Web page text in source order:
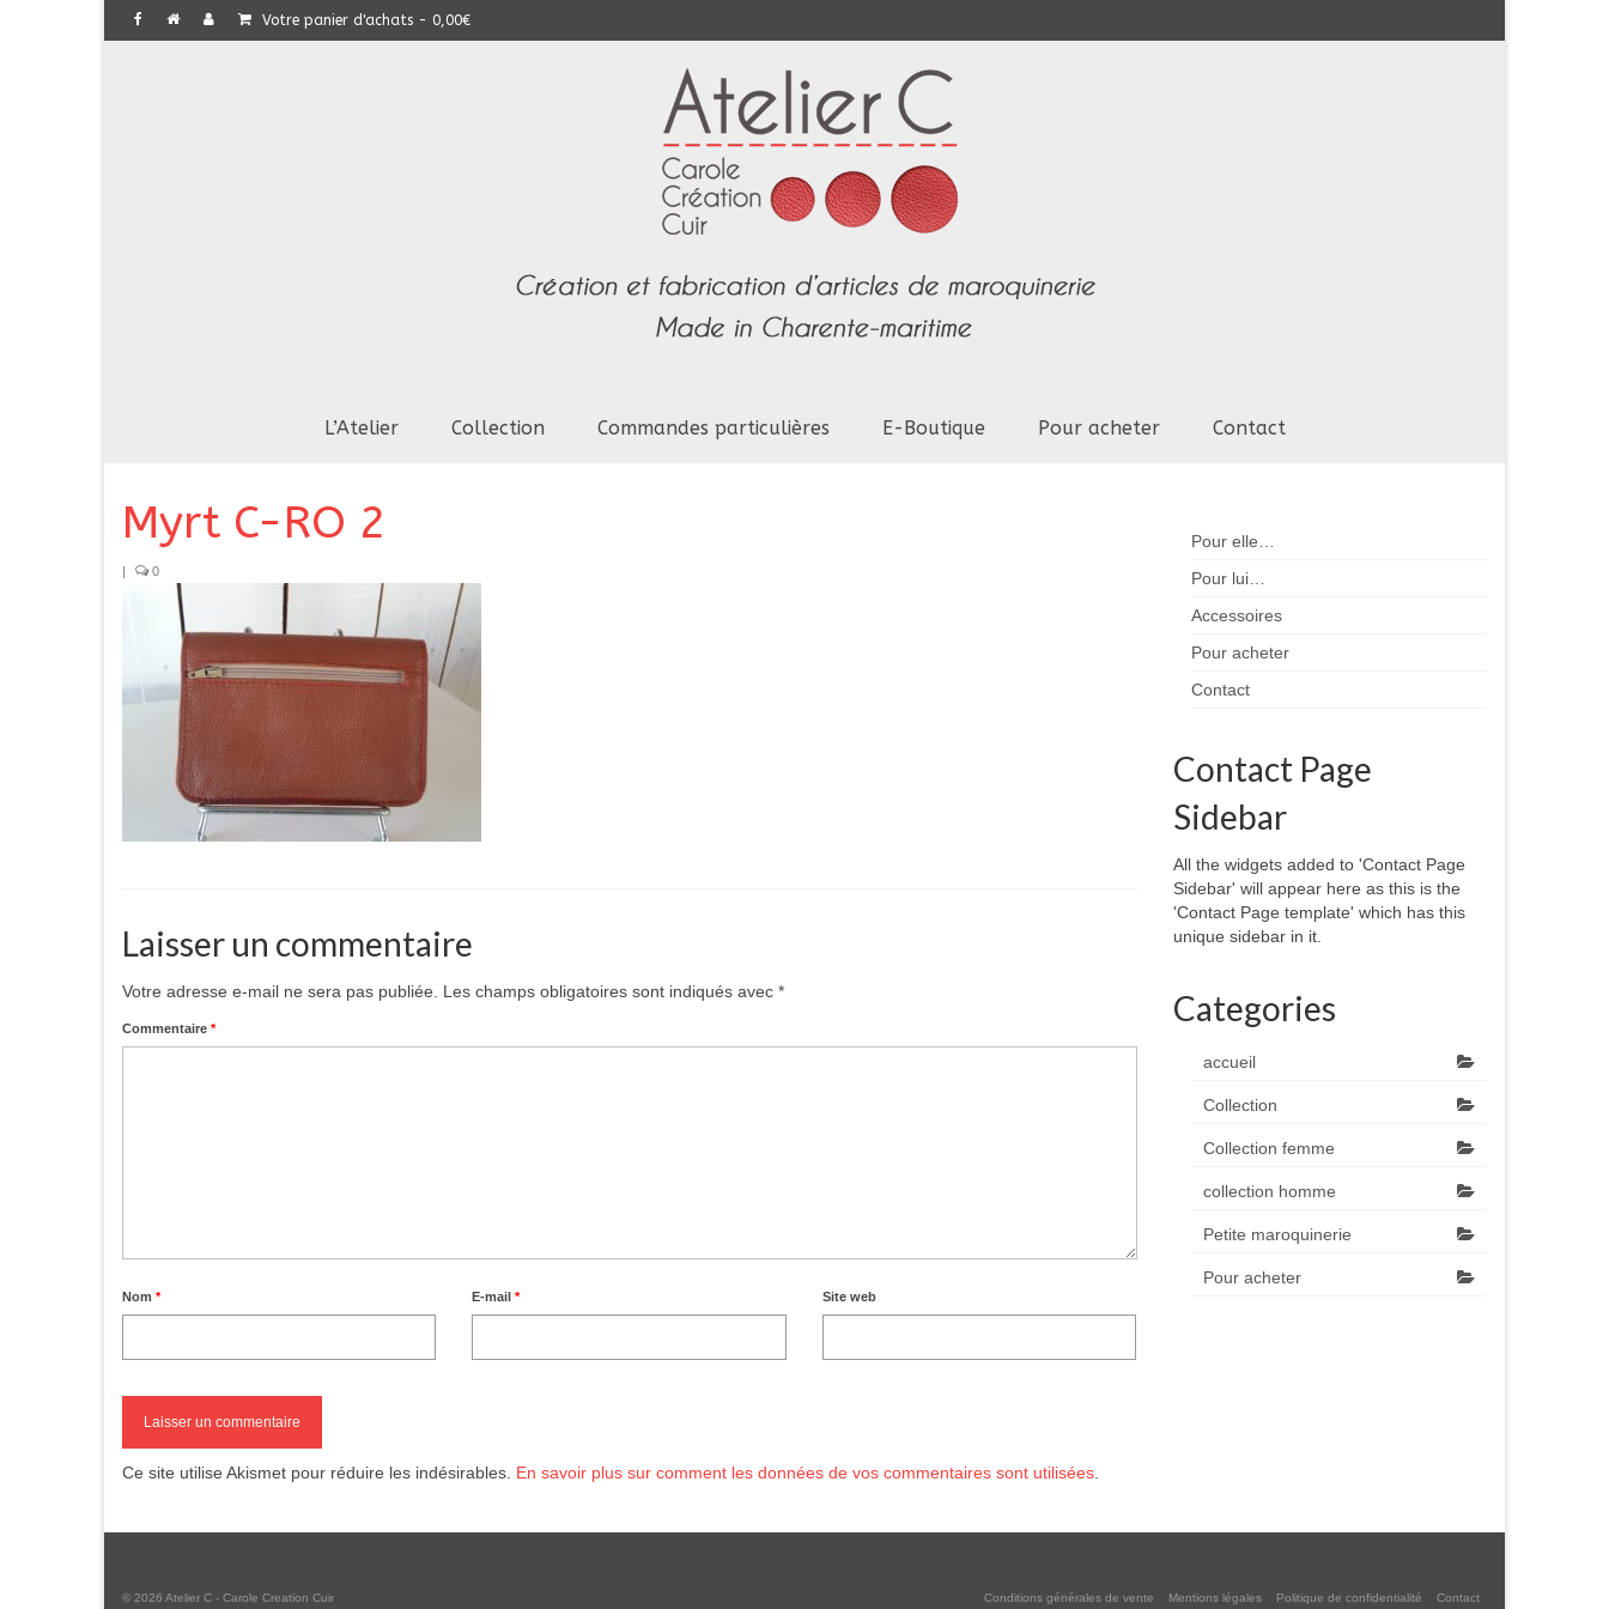
Votre panier d'achats - 0,00€
L’Atelier Collection Commandes particulières E-Boutique Pour acheter Contact
Myrt C-RO 2
| 0
Laisser un commentaire
Votre adresse e-mail ne sera pas publiée. Les champs obligatoires sont indiqués avec *
Commentaire *
Nom * E-mail* Site web
Ce site utilise Akismet pour réduire les indésirables. En savoir plus sur comment les données de vos commentaires sont utilisées
Pour elle…
Pour lui…
Accessoires
Pour acheter
Contact
Contact Page
Sidebar
All the widgets added to 'Contact Page
Sidebar' will appear here as this is the
'Contact Page template' which has this
unique sidebar in it.
Categories
accueil
Collection
Collection femme
collection homme
Petite maroquinerie
Pour acheter
Conditions générales de vente Mentions légales Politique de confidentialité Contact
© 2026 Atelier C - Carole Creation Cuir